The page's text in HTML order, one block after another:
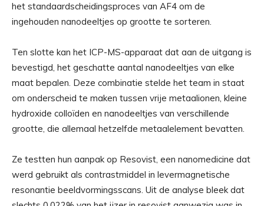
het standaardscheidingsproces van AF4 om de
ingehouden nanodeeltjes op grootte te sorteren.
Ten slotte kan het ICP-MS-apparaat dat aan de uitgang is
bevestigd, het geschatte aantal nanodeeltjes van elke
maat bepalen. Deze combinatie stelde het team in staat
om onderscheid te maken tussen vrije metaalionen, kleine
hydroxide colloïden en nanodeeltjes van verschillende
grootte, die allemaal hetzelfde metaalelement bevatten.
Ze testten hun aanpak op Resovist, een nanomedicine dat
werd gebruikt als contrastmiddel in levermagnetische
resonantie beeldvormingsscans. Uit de analyse bleek dat